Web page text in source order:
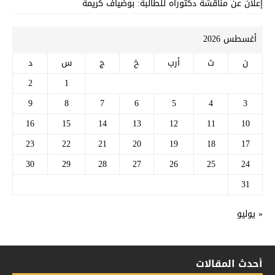
إعلان عن مناقشة دكتوراه للطالبة: بوضياف كريمة
أغسطس 2026
ن
ث أرب خ ج س
د
1
2
3
4
5
6
7
8
9
10
11
12
13
14
15
16
17
18
19
20
21
22
23
24
25
26
27
28
29
30
31
« يوليو
أحدث المقالات